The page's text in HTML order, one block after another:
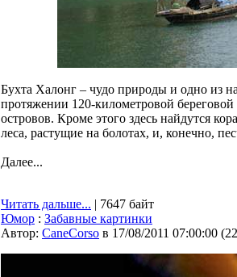
Бухта Халонг – чудо природы и одно из
протяжении 120-километровой
островов. Кроме этого здесь найдутся
леса, растущие на болотах, и, конечно,
Далее...
Читать дальше... | 7647 байт
Юмор : Забавные картинки
Автор: CaneCorso в 17/08/2011 07:00:00 (